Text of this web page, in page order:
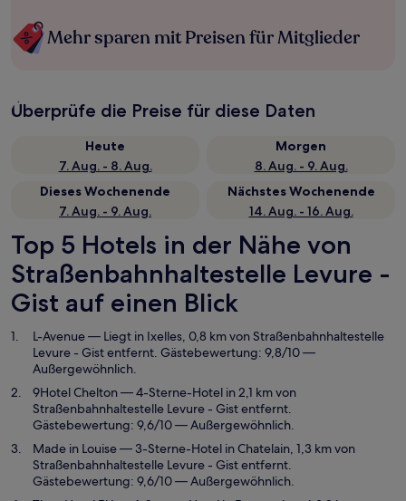
Mehr sparen mit Preisen für Mitglieder
Überprüfe die Preise für diese Daten
Heute
7. Aug. - 8. Aug.
Morgen
8. Aug. - 9. Aug.
Dieses Wochenende
7. Aug. - 9. Aug.
Nächstes Wochenende
14. Aug. - 16. Aug.
Top 5 Hotels in der Nähe von
Straßenbahnhaltestelle Levure -
Gist auf einen Blick
L-Avenue— Liegt in Ixelles, 0,8 km von Straßenbahnhaltestelle
Levure - Gist entfernt. Gästebewertung: 9,8/10 —
Außergewöhnlich.
9Hotel Chelton— 4-Sterne-Hotel in 2,1 km von
Straßenbahnhaltestelle Levure - Gist entfernt.
Gästebewertung: 9,6/10 — Außergewöhnlich.
Made in Louise— 3-Sterne-Hotel in Chatelain, 1,3 km von
Straßenbahnhaltestelle Levure - Gist entfernt.
Gästebewertung: 9,6/10 — Außergewöhnlich.